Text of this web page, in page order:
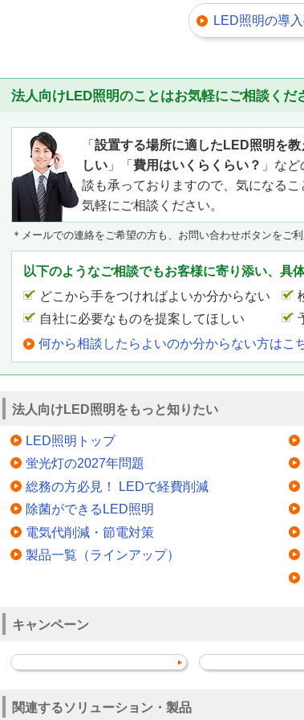
LED照明の導
法人向けLED照明のことはお気軽にご相談くだ
「 設置する場所に適したLED照明を教
しい 」「 費用はいくらくらい？ 」な
談も承っておりますので、気になるこ
気軽にご相談ください。
＊メールでの連絡をご希望の方も、お問い合わせボタンをご利
以下のようなご相談でもお客様に寄り添い、具
どこから手をつければよいか分からない
自社に必要なものを提案してほしい
何から相談したらよいのか分からない方はこ
法人向けLED照明をもっと知りたい
LED照明トップ
蛍光灯の2027年問題
総務の方必見！ LEDで経費削減
除菌ができるLED照明
電気代削減・節電対策
製品一覧（ラインアップ）
キャンペーン
関連するソリューション・製品